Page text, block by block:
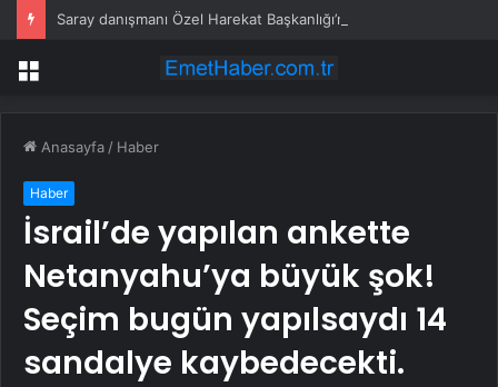
Saray danışmanı Özel Harekat Başkanlığı’nda
Menü
Anasayfa / Haber
Haber
İsrail’de yapılan ankette
Netanyahu’ya büyük şok!
Seçim bugün yapılsaydı 14
sandalye kaybedecekti.